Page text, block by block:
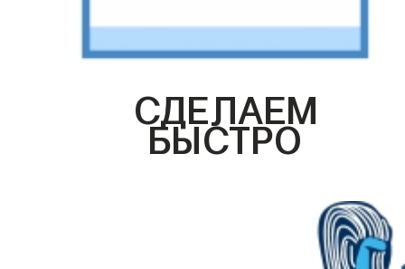
СДЕЛАЕМ
БЫСТРО